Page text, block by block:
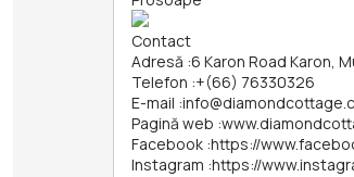
Contact
Adresă :6 Karon Road Karon,
Telefon :+(66) 76330326
E-mail :
Pagină web :
Facebook :https://
Instagram :https://